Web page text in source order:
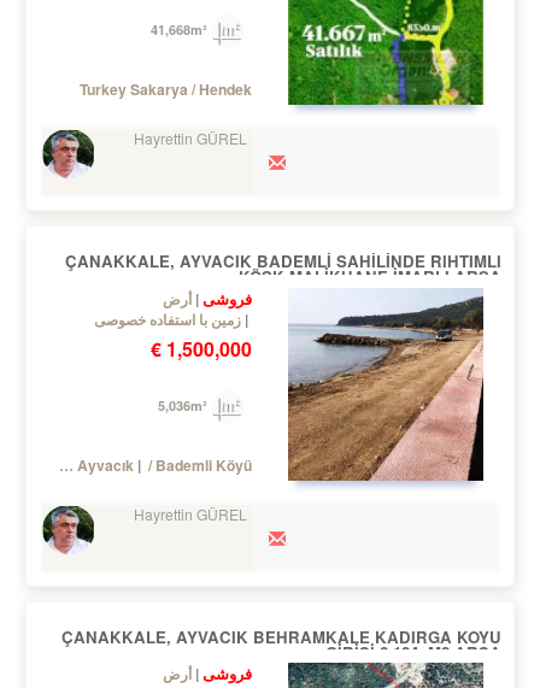
Turkey Sakarya / Hendek
Hayrettin GÜREL
ÇANAKKALE, AYVACIK BADEMLİ SAHİLİNDE RIHTIMLI
KÖŞK MALİKHANE İMARLI ARSA
فروشی أرض
زمین با استفاده خصوصی
1,500,000 €
Turkey Çanakkale / Ayvacık / Bademli Köyü
Hayrettin GÜREL
ÇANAKKALE, AYVACIK BEHRAMKALE KADIRGA KOYU
GİRİŞİ 2.124.-M2 ARSA
فروشی أرض